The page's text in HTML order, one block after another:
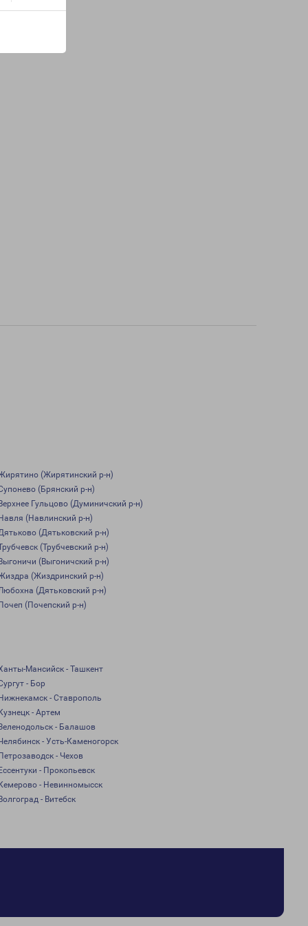
(Жирятинский р-н)
(Брянский р-н)
Гульцово (Думиничский р-н)
(Навлинский р-н)
(Дятьковский р-н)
(Трубчевский р-н)
(Выгоничский р-н)
(Жиздринский р-н)
(Дятьковский р-н)
(Почепский р-н)
Мансийск - Ташкент
- Бор
- Ставрополь
- Артем
- Балашов
- Усть-Каменогорск
- Чехов
- Прокопьевск
- Невинномысск
- Витебск